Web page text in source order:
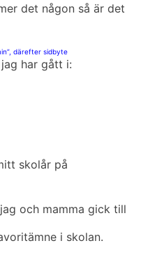
det någon så är det
därefter sidbyte
har gått i:
skolår på
och mamma gick till
i skolan.